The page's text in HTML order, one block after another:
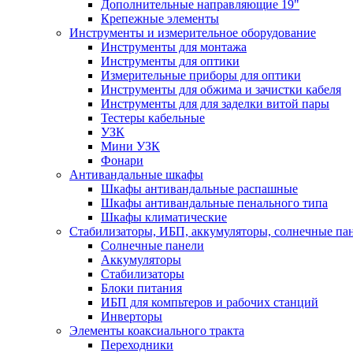
Дополнительные направляющие 19"
Крепежные элементы
Инструменты и измерительное оборудование
Инструменты для монтажа
Инструменты для оптики
Измерительные приборы для оптики
Инструменты для обжима и зачистки кабеля
Инструменты для для заделки витой пары
Тестеры кабельные
УЗК
Мини УЗК
Фонари
Антивандальные шкафы
Шкафы антивандальные распашные
Шкафы антивандальные пенального типа
Шкафы климатические
Стабилизаторы, ИБП, аккумуляторы, солнечные
Солнечные панели
Аккумуляторы
Стабилизаторы
Блоки питания
ИБП для компьтеров и рабочих станций
Инверторы
Элементы коаксиального тракта
Переходники